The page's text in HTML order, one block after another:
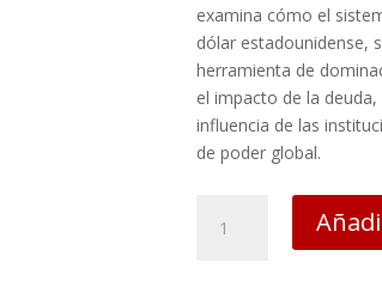
examina cómo el
dólar estadounidense,
herramienta de
el impacto de la
influencia de las
de poder global.
imperialismo